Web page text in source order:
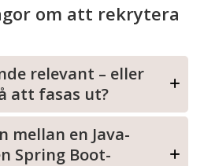
om att rekrytera
relevant – eller
att fasas ut?
mellan en Java-
Spring Boot-